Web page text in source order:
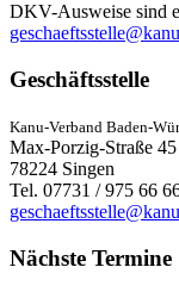
DKV-Ausweise sind
Geschäftsstelle
Kanu-Verband Baden-
Max-Porzig-Straße 45
78224 Singen
Tel. 07731 / 975 66
Nächste Termine